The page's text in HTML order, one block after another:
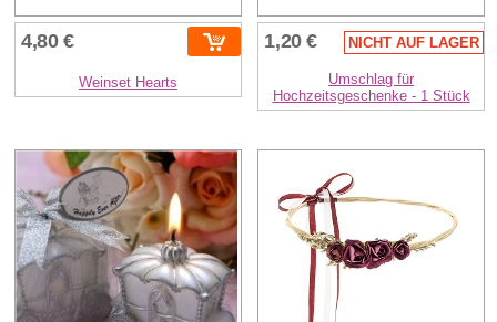
4,80 €
Weinset Hearts
1,20 € NICHT AUF LAGER
Umschlag für
Hochzeitsgeschenke - 1 Stück